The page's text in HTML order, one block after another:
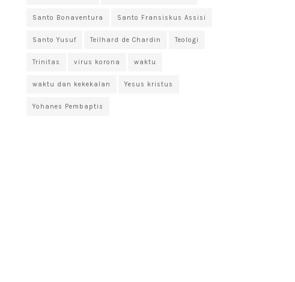
Santo Bonaventura Santo Fransiskus Assisi
Santo Yusuf Teilhard de Chardin Teologi
Trinitas virus korona waktu
waktu dan kekekalan Yesus kristus
Yohanes Pembaptis